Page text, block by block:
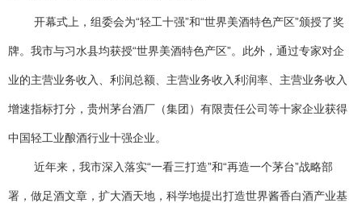
开幕式上，组委会为“轻工十强”和“世界美酒特色产区”颁授了奖
牌。我市与习水县均获授“世界美酒特色产区”。此外，通过专家对企
业的主营业务收入、利润总额、主营业务收入利润率、主营业务收入
增速指标打分，贵州茅台酒厂（集团）有限责任公司等十家企业获得
中国轻工业酿酒行业十强企业。
近年来，我市深入落实“一看三打造”和“再造一个茅台”战略部
署，做足酒文章，扩大酒天地，科学地提出打造世界酱香白酒产业基